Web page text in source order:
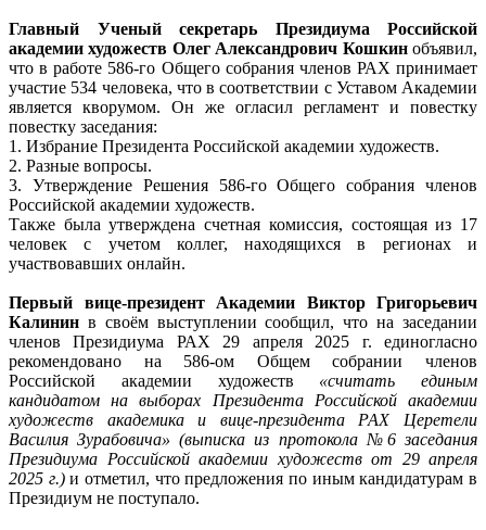
Главный Ученый секретарь Президиума Российской
академии художеств Олег Александрович Кошкинобъявил,
что в работе 586-го Общего собрания членов РАХ принимает
участие 534 человека, что в соответствии с Уставом Академии
является кворумом. Он же огласил регламент и повестку
повестку заседания:
1. Избрание Президента Российской академии художеств.
2. Разные вопросы.
3. Утверждение Решения 586-го Общего собрания членов
Российской академии художеств.
Также была утверждена счетная комиссия, состоящая из 17
человек с учетом коллег, находящихся в регионах и
участвовавших онлайн.
Первый вице-президент Академии Виктор Григорьевич
Калинин в своём выступлении сообщил, что на заседании
членов Президиума РАХ 29 апреля 2025 г. единогласно
рекомендовано на 586-ом Общем собрании членов
Российской академии художеств «считать единым
кандидатом на выборах Президента Российской академии
художеств академика и вице-президента РАХ Церетели
Василия Зурабовича» (выписка из протокола №6 заседания
Президиума Российской академии художеств от 29 апреля
2025 г.)и отметил, что предложения по иным кандидатурам в
Президиум не поступало.